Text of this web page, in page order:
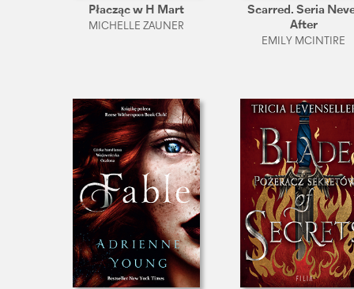
Płacząc w H Mart
MICHELLE ZAUNER
Scarred. Seria
After
EMILY MCINTIRE